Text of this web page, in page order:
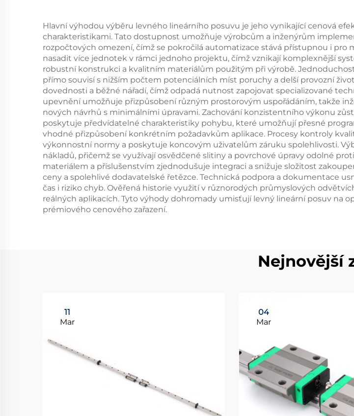
Hlavní výhodou výběru levného lineárního posuvu je jeho vynikající cenová
charakteristikami. Tato dostupnost umožňuje výrobcům a inženýrům
rozpočtových omezení, čímž se pokročilá automatizace stává přístupnou i
nasadit více jednotek v rámci jednoho projektu, čímž vznikají komplexnější
robustní konstrukci a kvalitním materiálům použitým při výrobě.
přímo souvisí s nižším počtem potenciálních míst poruchy a delší provozní
dovednosti a běžné nářadí, čímž odpadá nutnost zapojovat specializované
upevnění umožňuje přizpůsobení různým prostorovým uspořádáním, takže
nových návrhů s minimálními úpravami. Zachování konzistentního výkonu
poskytuje předvídatelné charakteristiky pohybu, které umožňují přesné
vhodné přizpůsobení konkrétním požadavkům aplikace. Procesy kontroly
výkonnostní normy a poskytuje koncovým uživatelům záruku spolehlivosti.
nákladů, přičemž se využívají osvědčené slitiny a povrchové úpravy odolné
materiálem a příslušenstvím zjednodušuje integraci a snižuje složitost
ceny a spolehlivé dodavatelské řetězce. Technická podpora a dokumentace
čas i riziko chyb. Ověřená historie využití v různorodých průmyslových
reálných aplikacích. Tyto výhody dohromady umisťují levný lineární posuv na
prémiového cenového zařazení.
Nejnovější
11
Mar
04
Mar